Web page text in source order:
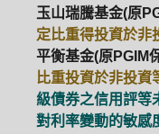
玉山瑞騰基金(原
定比重得投資於非
平衡基金(原PGIM
比重投資於非投資
級債券之信用評等
對利率變動的敏感